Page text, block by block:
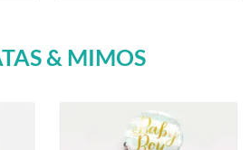
& MIMOS